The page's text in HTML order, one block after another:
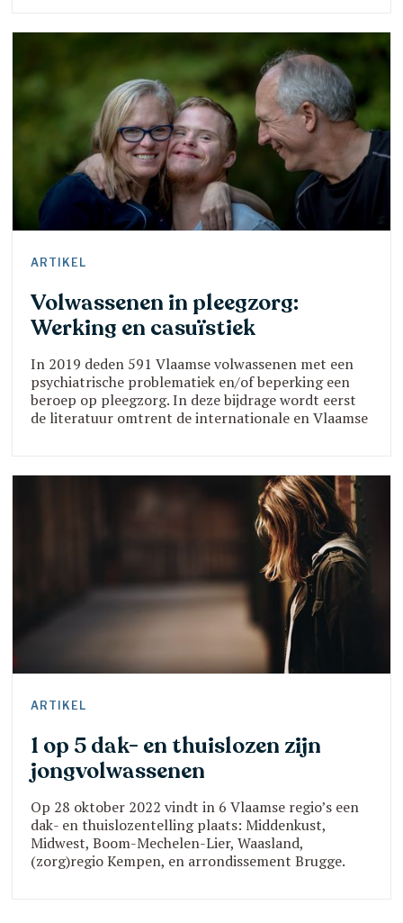
ARTIKEL
Volwassenen in pleegzorg:
Werking en casuïstiek
In 2019 deden 591 Vlaamse volwassenen met een
psychiatrische problematiek en/of beperking een
beroep op pleegzorg. In deze bijdrage wordt eerst
de literatuur omtrent de internationale en Vlaamse
volwassenen geschetst. Dit traject wordt
geïllustreerd aan de hand van een praktijkcasus.
Daarnaast werd een expertgro
ARTIKEL
1 op 5 dak- en thuislozen zijn
jongvolwassenen
Op 28 oktober 2022 vindt in 6 Vlaamse regio’s een
dak- en thuislozentelling plaats: Middenkust,
Midwest, Boom-Mechelen-Lier, Waasland,
(zorg)regio Kempen, en arrondissement Brugge.